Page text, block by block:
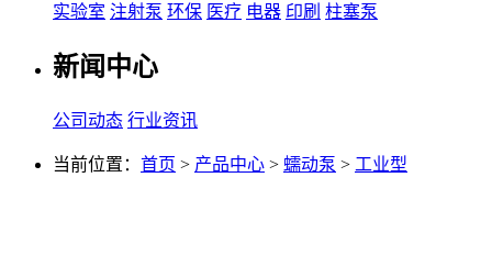
实验室 注射泵 环保 医疗 电器 印刷 柱塞泵
新闻中心
公司动态 行业资讯
当前位置： 首页 > 产品中心 > 蠕动泵 > 工业型